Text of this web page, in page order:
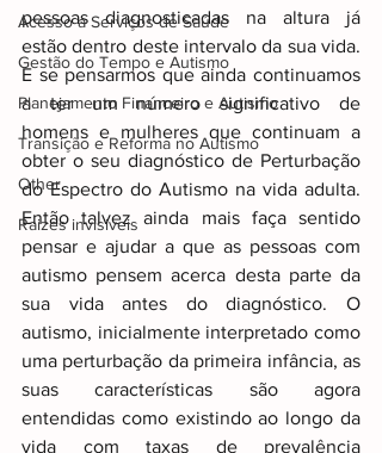
Acesso a Serviços de Saúde
Gestão do Tempo e Autismo
Planejamento Financeiro e Autismo
Transição e Reforma no Autismo
Other
Raizes invisiveis
pessoas diagnosticadas na altura já
estão dentro deste intervalo da sua vida.
E se pensarmos que ainda continuamos
a ter um número significativo de
homens e mulheres que continuam a
obter o seu diagnóstico de Perturbação
do Espectro do Autismo na vida adulta.
Então talvez ainda mais faça sentido
pensar e ajudar a que as pessoas com
autismo pensem acerca desta parte da
sua vida antes do diagnóstico. O
autismo, inicialmente interpretado como
uma perturbação da primeira infância, as
suas características são agora
entendidas como existindo ao longo da
vida com taxas de prevalência